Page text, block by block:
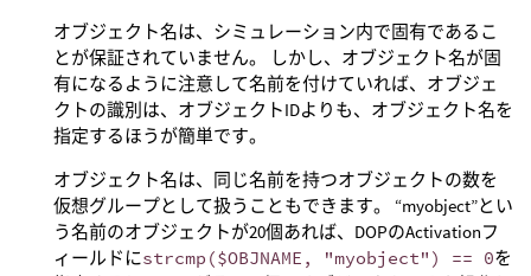
オブジェクト名は、シミュレーション内で固有であるこ
とが保証されていません。 しかし、オブジェクト名が固
有になるように注意して名前を付けていれば、オブジェ
クトの識別は、オブジェクトIDよりも、オブジェクト名を
指定するほうが簡単です。
オブジェクト名は、同じ名前を持つオブジェクトの数を
仮想グループとして扱うこともできます。 “myobject”とい
う名前のオブジェクトが20個あれば、DOPのActivationフ
ィールドにstrcmp($OBJNAME, "myobject") == 0を